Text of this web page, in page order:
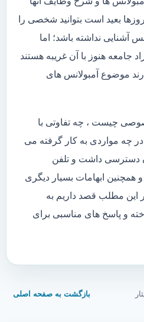
بعید است بتوانید شخصی را
آشنایی نداشته باشد؛ اما
جامعه هنوز با آن غریبه هستند
موضوع آمبولانس های
چیست ، چه تفاوتی با
در چه مواردی به کار گرفته می
دسترسی داشت و تلفن
ابهامات بسیار دیگری
این مطلب قصد داریم به
و پاسخ های مناسبی برای
بازگشت به صفحه اصلی